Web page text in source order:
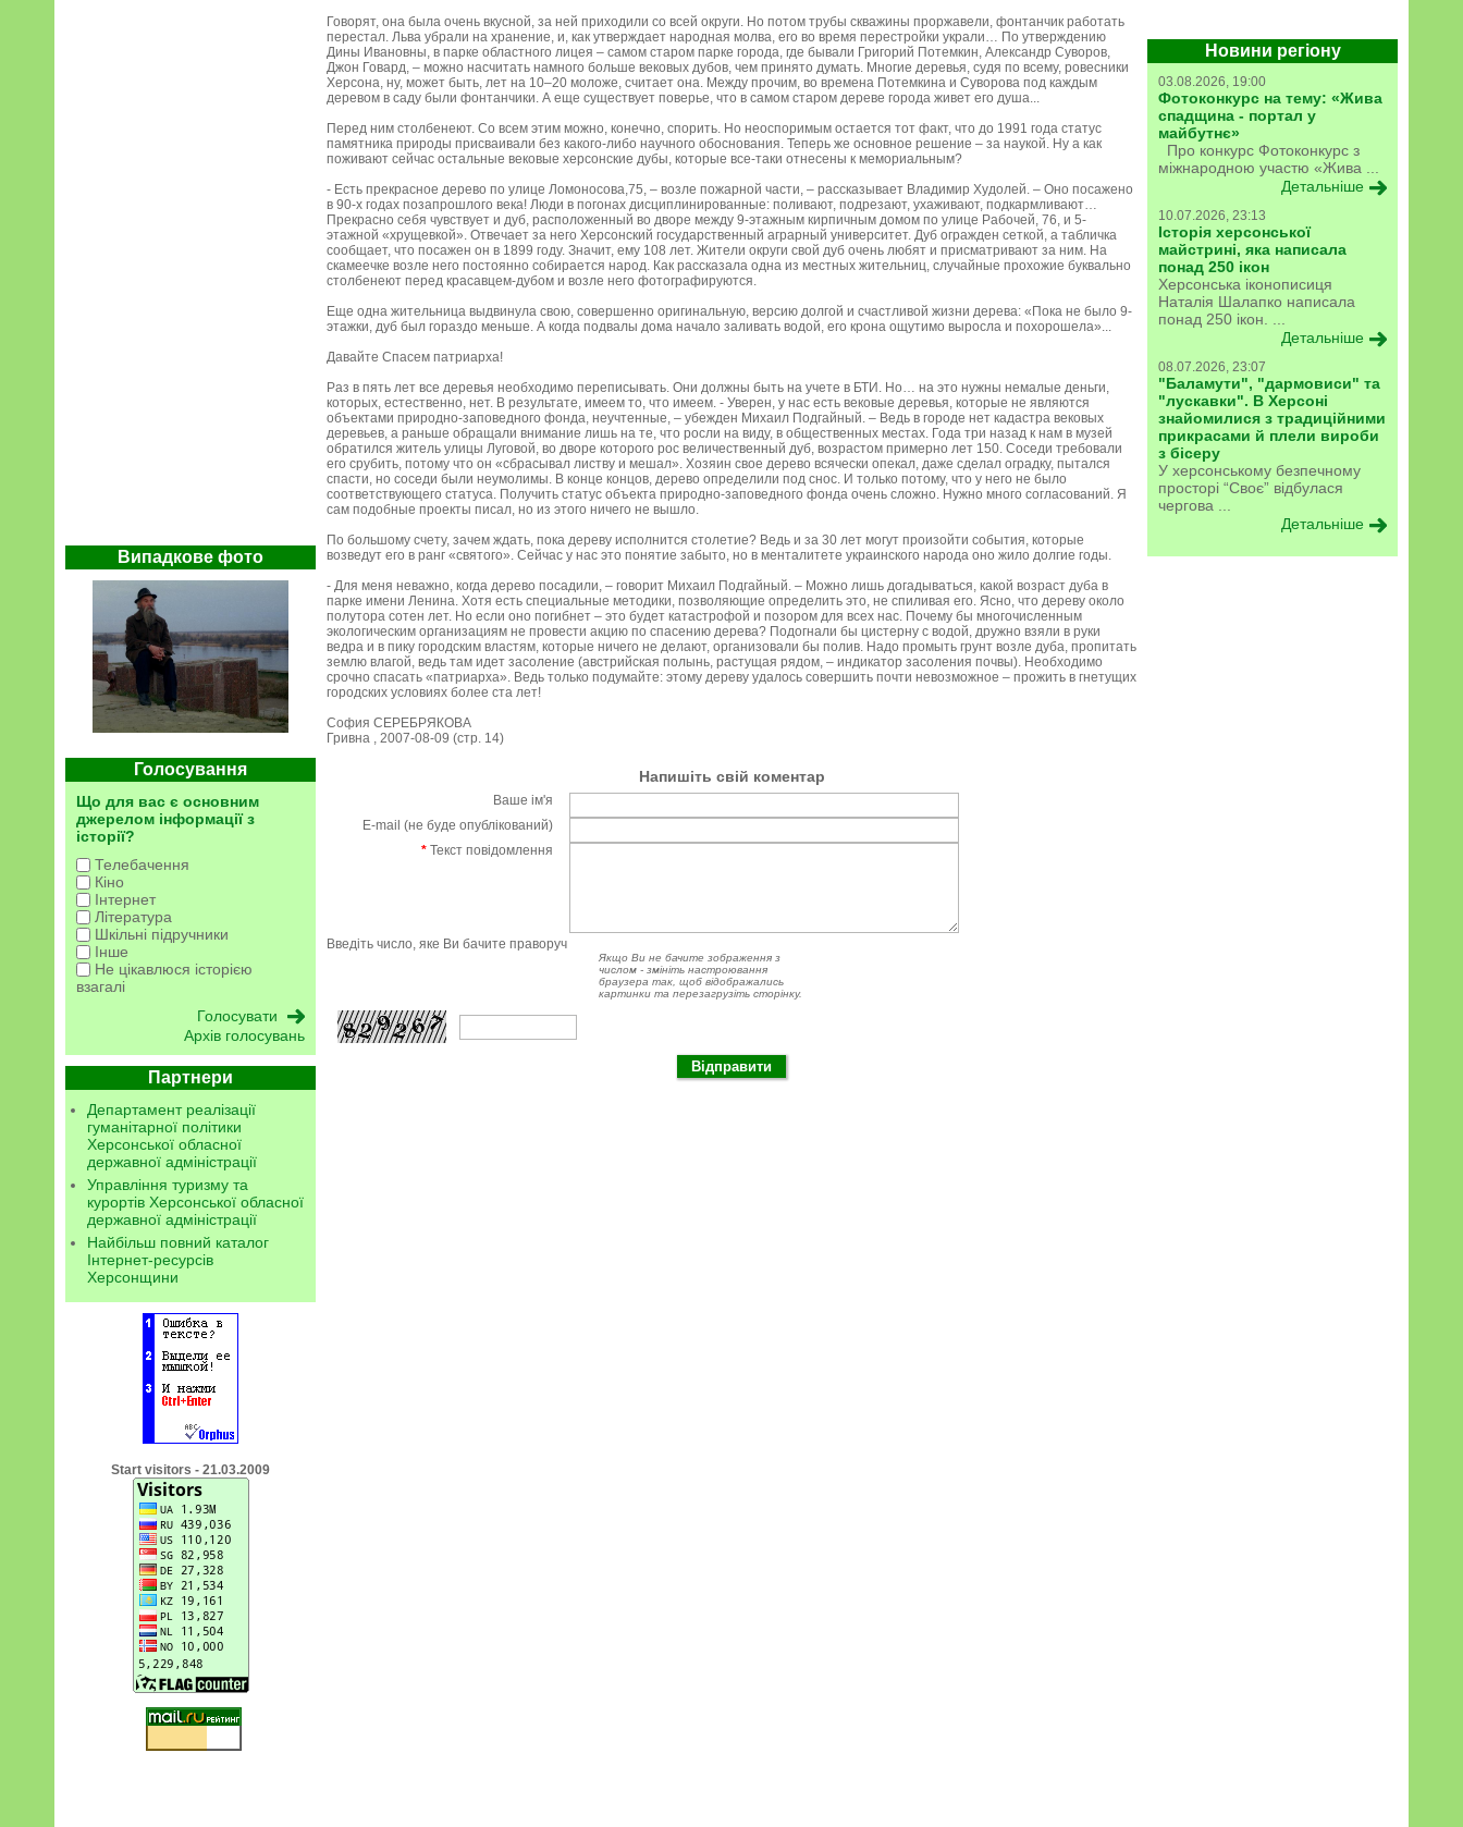
Випадкове фото
Голосування
Що для вас є основним
джерелом інформації з
історії?
Телебачення
Кіно
Інтернет
Література
Шкільні підручники
Інше
Не цікавлюся історією
взагалі
Архів голосувань
Партнери
Департамент реалізації
гуманітарної політики
Херсонської обласної
державної адміністрації
Управління туризму та
курортів Херсонської обласної
державної адміністрації
Найбільш повний каталог
Інтернет-ресурсів
Херсонщини
Start visitors - 21.03.2009
Новини регіону
03.08.2026, 19:00
Фотоконкурс на тему: «Жива
спадщина - портал у
майбутнє»
Про конкурс Фотоконкурс з
міжнародною участю «Жива ...
Детальніше
10.07.2026, 23:13
Історія херсонської
майстрині, яка написала
понад 250 ікон
Херсонська іконописиця
Наталія Шалапко написала
понад 250 ікон. ...
Детальніше
08.07.2026, 23:07
"Баламути", "дармовиси" та
"лускавки". В Херсоні
знайомилися з традиційними
прикрасами й плели вироби
з бісеру
У херсонському безпечному
просторі “Своє” відбулася
чергова ...
Детальніше
Говорят, она была очень вкусной, за ней приходили со всей округи. Но потом трубы скважины проржавели, фонтанчик работать
перестал. Льва убрали на хранение, и, как утверждает народная молва, его во время перестройки украли… По утверждению
Дины Ивановны, в парке областного лицея – самом старом парке города, где бывали Григорий Потемкин, Александр Суворов,
Джон Говард, – можно насчитать намного больше вековых дубов, чем принято думать. Многие деревья, судя по всему, ровесники
Херсона, ну, может быть, лет на 10–20 моложе, считает она. Между прочим, во времена Потемкина и Суворова под каждым
деревом в саду были фонтанчики. А еще существует поверье, что в самом старом дереве города живет его душа...
Перед ним столбенеют. Со всем этим можно, конечно, спорить. Но неоспоримым остается тот факт, что до 1991 года статус
памятника природы присваивали без какого-либо научного обоснования. Теперь же основное решение – за наукой. Ну а как
поживают сейчас остальные вековые херсонские дубы, которые все-таки отнесены к мемориальным?
- Есть прекрасное дерево по улице Ломоносова,75, – возле пожарной части, – рассказывает Владимир Худолей. – Оно посажено
в 90-х годах позапрошлого века! Люди в погонах дисциплинированные: поливают, подрезают, ухаживают, подкармливают…
Прекрасно себя чувствует и дуб, расположенный во дворе между 9-этажным кирпичным домом по улице Рабочей, 76, и 5-
этажной «хрущевкой». Отвечает за него Херсонский государственный аграрный университет. Дуб огражден сеткой, а табличка
сообщает, что посажен он в 1899 году. Значит, ему 108 лет. Жители округи свой дуб очень любят и присматривают за ним. На
скамеечке возле него постоянно собирается народ. Как рассказала одна из местных жительниц, случайные прохожие буквально
столбенеют перед красавцем-дубом и возле него фотографируются.
Еще одна жительница выдвинула свою, совершенно оригинальную, версию долгой и счастливой жизни дерева: «Пока не было 9-
этажки, дуб был гораздо меньше. А когда подвалы дома начало заливать водой, его крона ощутимо выросла и похорошела»...
Давайте Спасем патриарха!
Раз в пять лет все деревья необходимо переписывать. Они должны быть на учете в БТИ. Но… на это нужны немалые деньги,
которых, естественно, нет. В результате, имеем то, что имеем. - Уверен, у нас есть вековые деревья, которые не являются
объектами природно-заповедного фонда, неучтенные, – убежден Михаил Подгайный. – Ведь в городе нет кадастра вековых
деревьев, а раньше обращали внимание лишь на те, что росли на виду, в общественных местах. Года три назад к нам в музей
обратился житель улицы Луговой, во дворе которого рос величественный дуб, возрастом примерно лет 150. Соседи требовали
его срубить, потому что он «сбрасывал листву и мешал». Хозяин свое дерево всячески опекал, даже сделал оградку, пытался
спасти, но соседи были неумолимы. В конце концов, дерево определили под снос. И только потому, что у него не было
соответствующего статуса. Получить статус объекта природно-заповедного фонда очень сложно. Нужно много согласований. Я
сам подобные проекты писал, но из этого ничего не вышло.
По большому счету, зачем ждать, пока дереву исполнится столетие? Ведь и за 30 лет могут произойти события, которые
возведут его в ранг «святого». Сейчас у нас это понятие забыто, но в менталитете украинского народа оно жило долгие годы.
- Для меня неважно, когда дерево посадили, – говорит Михаил Подгайный. – Можно лишь догадываться, какой возраст дуба в
парке имени Ленина. Хотя есть специальные методики, позволяющие определить это, не спиливая его. Ясно, что дереву около
полутора сотен лет. Но если оно погибнет – это будет катастрофой и позором для всех нас. Почему бы многочисленным
экологическим организациям не провести акцию по спасению дерева? Подогнали бы цистерну с водой, дружно взяли в руки
ведра и в пику городским властям, которые ничего не делают, организовали бы полив. Надо промыть грунт возле дуба, пропитать
землю влагой, ведь там идет засоление (австрийская полынь, растущая рядом, – индикатор засоления почвы). Необходимо
срочно спасать «патриарха». Ведь только подумайте: этому дереву удалось совершить почти невозможное – прожить в гнетущих
городских условиях более ста лет!
София СЕРЕБРЯКОВА
Гривна , 2007-08-09 (стр. 14)
Напишіть свій коментар
Ваше ім'я
E-mail (не буде опублікований)
* Текст повідомлення
Введіть число, яке Ви бачите праворуч
Якщо Ви не бачите зображення з
числом - змініть настроювання
браузера так, щоб відображались
картинки та перезагрузіть сторінку.